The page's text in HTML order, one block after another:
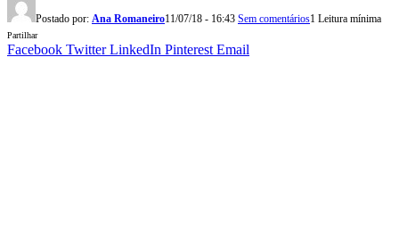
Postado por: Ana Romaneiro11/07/18 - 16:43 Sem comentários1 Leitura mínima
Partilhar
Facebook Twitter LinkedIn Pinterest Email